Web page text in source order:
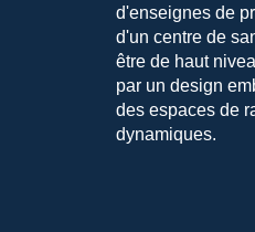
d'enseignes de
d'un centre de
être de haut
par un design
des espaces de
dynamiques.